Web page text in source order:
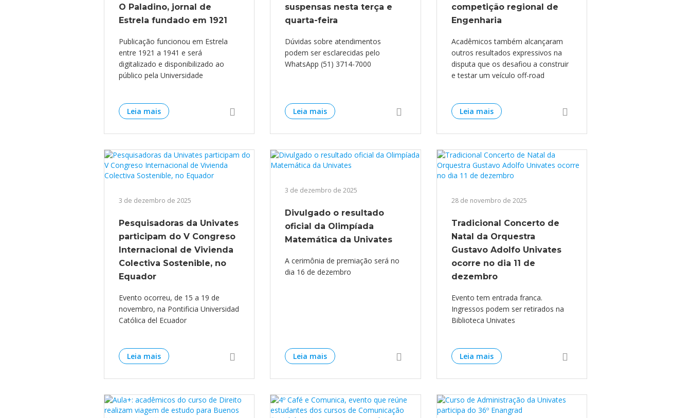
Residências Médicas
Trabalhe Conosco
Orquestra Gustavo Adolfo
Univates
O Paladino, jornal de
Estrela fundado em 1921
Publicação funcionou em Estrela
entre 1921 a 1941 e será
digitalizado e disponibilizado ao
público pela Universidade
Leia mais
suspensas nesta terça e
quarta-feira
Dúvidas sobre atendimentos
podem ser esclarecidas pelo
WhatsApp (51) 3714-7000
Leia mais
competição regional de
Engenharia
Acadêmicos também alcançaram
outros resultados expressivos na
disputa que os desafiou a construir
e testar um veículo off-road
Leia mais
3 de dezembro de 2025
Pesquisadoras da Univates
participam do V Congreso
Internacional de Vivienda
Colectiva Sostenible, no
Equador
Evento ocorreu, de 15 a 19 de
novembro, na Pontificia Universidad
Católica del Ecuador
Leia mais
3 de dezembro de 2025
Divulgado o resultado
oficial da Olimpíada
Matemática da Univates
A cerimônia de premiação será no
dia 16 de dezembro
Leia mais
28 de novembro de 2025
Tradicional Concerto de
Natal da Orquestra
Gustavo Adolfo Univates
ocorre no dia 11 de
dezembro
Evento tem entrada franca.
Ingressos podem ser retirados na
Biblioteca Univates
Leia mais